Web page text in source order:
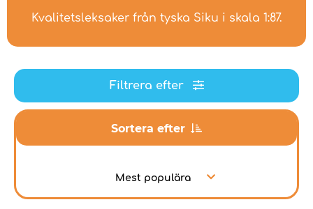
Kvalitetsleksaker från tyska Siku i skala 1:87.
Filtrera efter
Sortera efter
Mest populära